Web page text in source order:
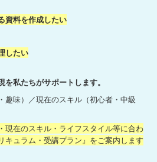
資料を作成したい
したい
私たちがサポートします。
趣味）／現在のスキル（初心者・中級
現在のスキル・ライフスタイル等に合わ
キュラム・受講プラン』をご案内します